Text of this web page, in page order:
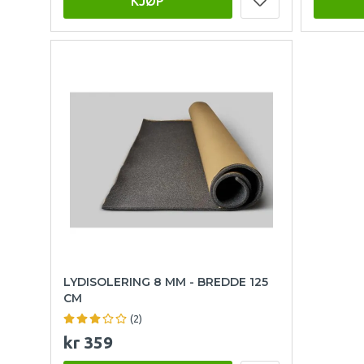
LYDISOLERING 8 MM - BREDDE 125
CM
(2)
kr 359